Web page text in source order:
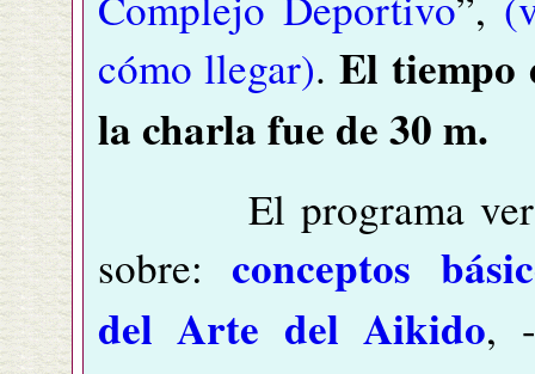
cómo llegar). El tiempo
la charla fue de 30 m.
El programa
sobre: conceptos
del Arte del Aikido,